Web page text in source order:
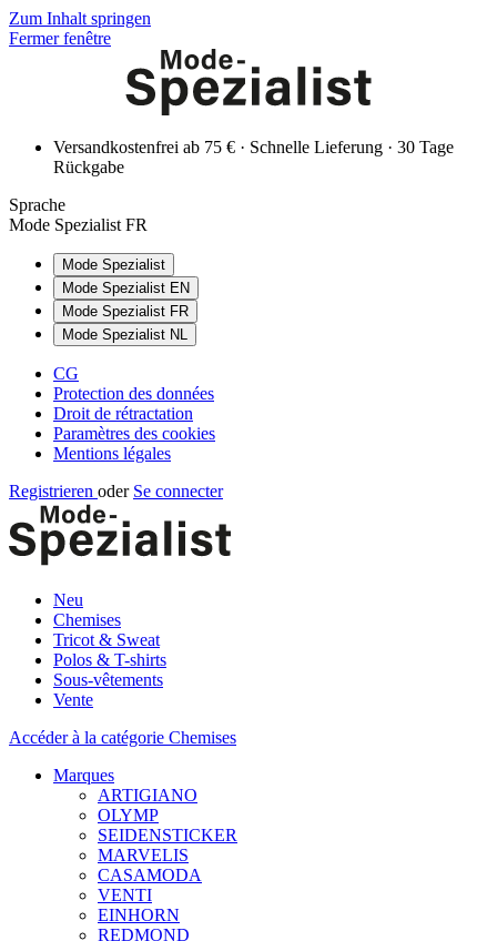
Zum Inhalt springen
Fermer fenêtre
Versandkostenfrei ab 75 € · Schnelle Lieferung · 30 Tage
Rückgabe
Sprache
Mode Spezialist FR
Mode Spezialist
Mode Spezialist EN
Mode Spezialist FR
Mode Spezialist NL
CG
Protection des données
Droit de rétractation
Paramètres des cookies
Mentions légales
Registrieren oder Se connecter
Neu
Chemises
Tricot & Sweat
Polos & T-shirts
Sous-vêtements
Vente
Accéder à la catégorie Chemises
Marques
ARTIGIANO
OLYMP
SEIDENSTICKER
MARVELIS
CASAMODA
VENTI
EINHORN
REDMOND